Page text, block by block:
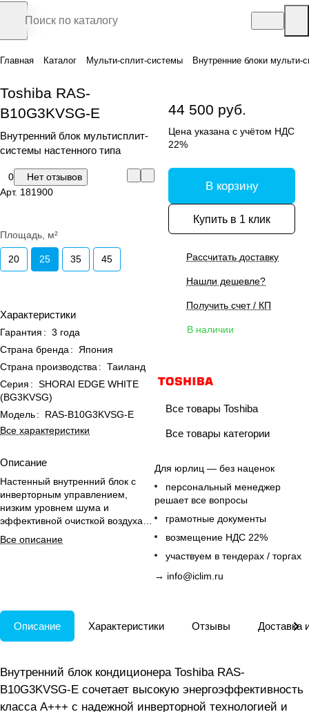
Главная Каталог Мульти-сплит-системы Внутренние блоки мульти-
Toshiba RAS-
B10G3KVSG-E
Внутренний блок мультисплит-
системы настенного типа
0
Нет отзывов
Арт. 181900
Площадь, м²
20 25 35 45
Характеристики
Гарантия : 3 года
Страна бренда :
Япония
Страна производства : Таиланд
Серия : SHORAI EDGE WHITE
(BG3KVSG)
Модель:
RAS-B10G3KVSG-E
Все характеристики
Описание
Настенный внутренний блок с
инверторным управлением,
низким уровнем шума и
эффективной очисткой воздуха
для создания комфорта в офисе.
Все описание
44 500 руб.
Цена указана с учётом НДС
22%
В корзину
Купить в 1 клик
Рассчитать доставку
Нашли дешевле?
Получить счет / КП
В наличии
Все товары Toshiba
Все товары категории
Для юрлиц — без наценок
персональный менеджер
решает все вопросы
грамотные документы
возмещение НДС 22%
участвуем в тендерах / торгах
→ info@iclim.ru
Описание Характеристики Отзывы Доставка
Внутренний блок кондиционера Toshiba RAS-
B10G3KVSG-E сочетает высокую энергоэффективность
класса А+++ с надежной инверторной технологией и